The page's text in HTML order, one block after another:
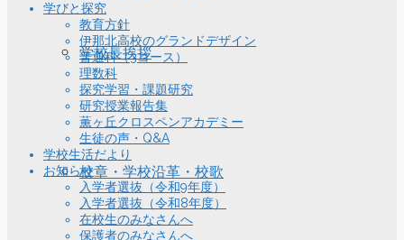
学校長挨拶
校章・学校沿革・校歌
学びと探究
教育方針
伊那北高校のグランドデザイン
普通科（3コース）
理数科
探究学習・課題研究
研究授業報告集
薫ヶ丘クロスペンアカデミー
生徒の声・Q&A
学校生活だより
お知らせ
入学者選抜（令和9年度）
入学者選抜（令和8年度）
在校生のみなさんへ
保護者のみなさんへ